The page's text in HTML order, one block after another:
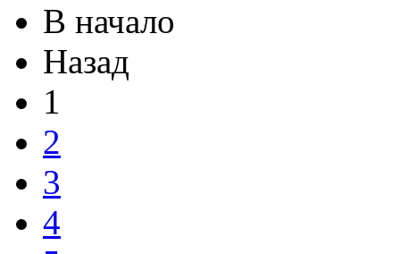
В начало
Назад
1
2
3
4